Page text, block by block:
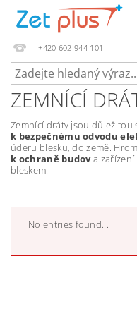
+420 602 944 101
ZEMNÍCÍ
Zemnící dráty jsou důležitou
k bezpečnému odvodu
úderu blesku, do země.
k ochraně budova zařízení
bleskem.
No entries found...